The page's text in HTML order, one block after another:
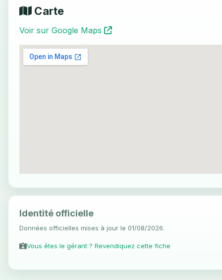
Carte
Voir sur Google Maps
Identité officielle
Données officielles mises à jour le 01/08/2026.
Vous êtes le gérant ? Revendiquez cette fiche